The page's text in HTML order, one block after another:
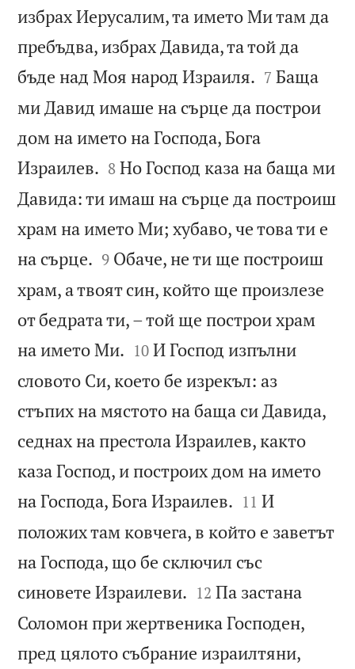
избрах Иерусалим, та името Ми там да
пребъдва, избрах Давида, та той да
бъде над Моя народ Израиля. 

7 Баща
ми Давид имаше на сърце да построи
дом на името на Господа, Бога
Израилев. 

8 Но Господ каза на баща ми
Давида: ти имаш на сърце да построиш
храм на името Ми; хубаво, че това ти е
на сърце. 

9 Обаче, не ти ще построиш
храм, а твоят син, който ще произлезе
от бедрата ти, – той ще построи храм
на името Ми. 

10 И Господ изпълни
словото Си, което бе изрекъл: аз
стъпих на мястото на баща си Давида,
седнах на престола Израилев, както
каза Господ, и построих дом на името
на Господа, Бога Израилев. 

11 И
положих там ковчега, в който е заветът
на Господа, що бе сключил със
синовете Израилеви. 

12 Па застана
Соломон при жертвеника Господен,
пред цялото събрание израилтяни,